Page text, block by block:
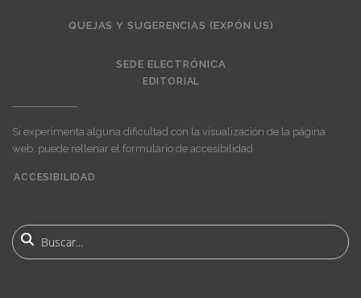
QUEJAS Y SUGERENCIAS (EXPÓN US)
SEDE ELECTRÓNICA
EDITORIAL
Si experimenta alguna dificultad con la visualización de la página
web, puede rellenar el formulario de accesibilidad
account
menu
ACCESIBILIDAD
Buscar